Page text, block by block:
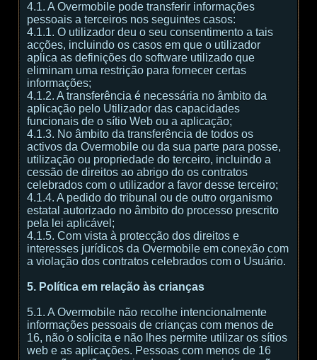
4.1. A Overmobile pode transferir informações
pessoais a terceiros nos seguintes casos:
4.1.1. O utilizador deu o seu consentimento a tais
acções, incluindo os casos em que o utilizador
aplica as definições do software utilizado que
eliminam uma restrição para fornecer certas
informações;
4.1.2. A transferência é necessária no âmbito da
aplicação pelo Utilizador das capacidades
funcionais de o sítio Web ou a aplicação;
4.1.3. No âmbito da transferência de todos os
activos da Overmobile ou da sua parte para posse,
utilização ou propriedade do terceiro, incluindo a
cessão de direitos ao abrigo do os contratos
celebrados com o utilizador a favor desse terceiro;
4.1.4. A pedido do tribunal ou de outro organismo
estatal autorizado no âmbito do processo prescrito
pela lei aplicável;
4.1.5. Com vista à protecção dos direitos e
interesses jurídicos da Overmobile em conexão com
a violação dos contratos celebrados com o Usuário.
5. Política em relação às crianças
5.1. A Overmobile não recolhe intencionalmente
informações pessoais de crianças com menos de
16, não o solicita e não lhes permite utilizar os sítios
web e as aplicações. Pessoas com menos de 16